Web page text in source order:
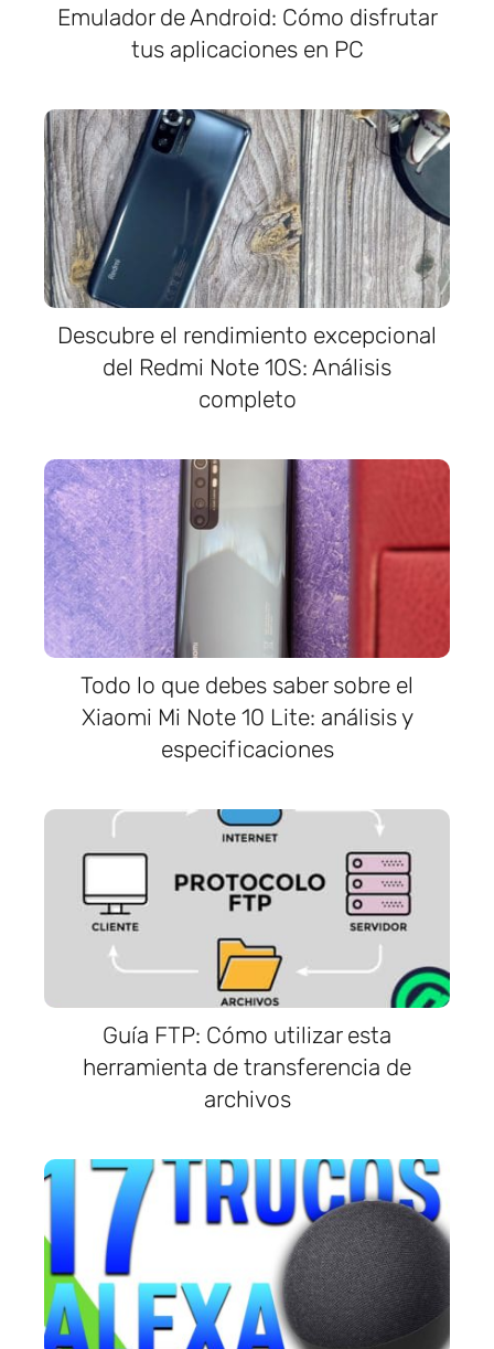
Emulador de Android: Cómo disfrutar
tus aplicaciones en PC
Descubre el rendimiento excepcional
del Redmi Note 10S: Análisis
completo
Todo lo que debes saber sobre el
Xiaomi Mi Note 10 Lite: análisis y
especificaciones
Guía FTP: Cómo utilizar esta
herramienta de transferencia de
archivos